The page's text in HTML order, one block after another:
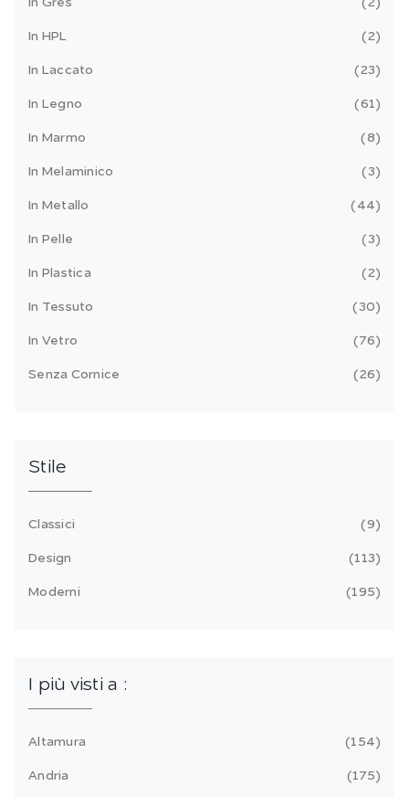
In Gres 2
In HPL 2
In Laccato 23
In Legno 61
In Marmo 8
In Melaminico 3
In Metallo 44
In Pelle 3
In Plastica 2
In Tessuto 30
In Vetro 76
Senza Cornice 26
Stile
Classici 9
Design 113
Moderni 195
I più visti a :
Altamura 154
Andria 175